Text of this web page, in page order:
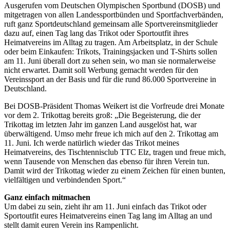
Ausgerufen vom Deutschen Olympischen Sportbund (DOSB) und
mitgetragen von allen Landessportbünden und Sportfachverbänden,
ruft ganz Sportdeutschland gemeinsam alle Sportvereinsmitglieder
dazu auf, einen Tag lang das Trikot oder Sportoutfit ihres
Heimatvereins im Alltag zu tragen. Am Arbeitsplatz, in der Schule
oder beim Einkaufen: Trikots, Trainingsjacken und T-Shirts sollen
am 11. Juni überall dort zu sehen sein, wo man sie normalerweise
nicht erwartet. Damit soll Werbung gemacht werden für den
Vereinssport an der Basis und für die rund 86.000 Sportvereine in
Deutschland.
Bei DOSB-Präsident Thomas Weikert ist die Vorfreude drei Monate
vor dem 2. Trikottag bereits groß: „Die Begeisterung, die der
Trikottag im letzten Jahr im ganzen Land ausgelöst hat, war
überwältigend. Umso mehr freue ich mich auf den 2. Trikottag am
11. Juni. Ich werde natürlich wieder das Trikot meines
Heimatvereins, des Tischtennisclub TTC Elz, tragen und freue mich,
wenn Tausende von Menschen das ebenso für ihren Verein tun.
Damit wird der Trikottag wieder zu einem Zeichen für einen bunten,
vielfältigen und verbindenden Sport.“
Ganz einfach mitmachen
Um dabei zu sein, zieht ihr am 11. Juni einfach das Trikot oder
Sportoutfit eures Heimatvereins einen Tag lang im Alltag an und
stellt damit euren Verein ins Rampenlicht.